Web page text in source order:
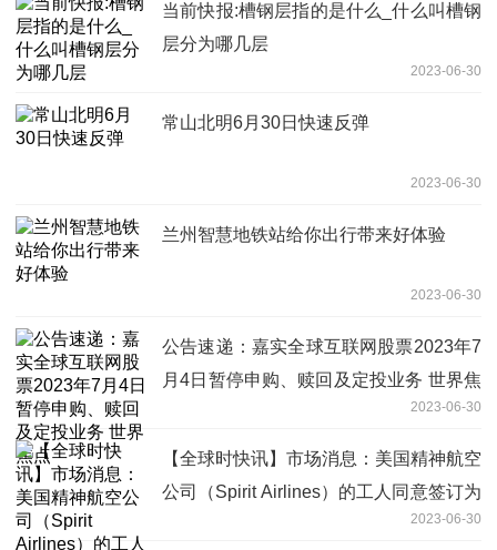
当前快报:槽钢层指的是什么_什么叫槽钢
层分为哪几层
2023-06-30
常山北明6月30日快速反弹
2023-06-30
兰州智慧地铁站给你出行带来好体验
2023-06-30
公告速递：嘉实全球互联网股票2023年7
月4日暂停申购、赎回及定投业务 世界焦
2023-06-30
【全球时快讯】市场消息：美国精神航空
公司（Spirit Airlines）的工人同意签订为
2023-06-30